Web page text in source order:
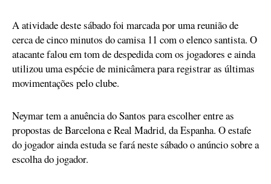
A atividade deste sábado foi marcada por uma reunião de
cerca de cinco minutos do camisa 11 com o elenco santista. O
atacante falou em tom de despedida com os jogadores e ainda
utilizou uma espécie de minicâmera para registrar as últimas
movimentações pelo clube.
Neymar tem a anuência do Santos para escolher entre as
propostas de Barcelona e Real Madrid, da Espanha. O estafe
do jogador ainda estuda se fará neste sábado o anúncio sobre a
escolha do jogador.